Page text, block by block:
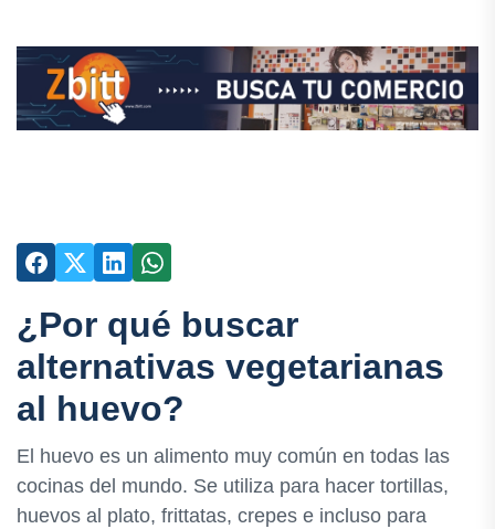
¿Por qué buscar
alternativas vegetarianas
al huevo?
El huevo es un alimento muy común en todas las
cocinas del mundo. Se utiliza para hacer tortillas,
huevos al plato, frittatas, crepes e incluso para